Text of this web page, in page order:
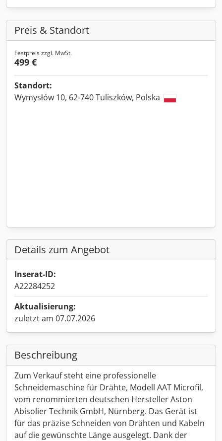
Preis & Standort
Festpreis zzgl. MwSt.
499 €
Standort:
Wymysłów 10, 62-740 Tuliszków, Polska
Details zum Angebot
Inserat-ID:
A22284252
Aktualisierung:
zuletzt am 07.07.2026
Beschreibung
Zum Verkauf steht eine professionelle
Schneidemaschine für Drähte, Modell AAT Microfil,
vom renommierten deutschen Hersteller Aston
Abisolier Technik GmbH, Nürnberg. Das Gerät ist
für das präzise Schneiden von Drähten und Kabeln
auf die gewünschte Länge ausgelegt. Dank der